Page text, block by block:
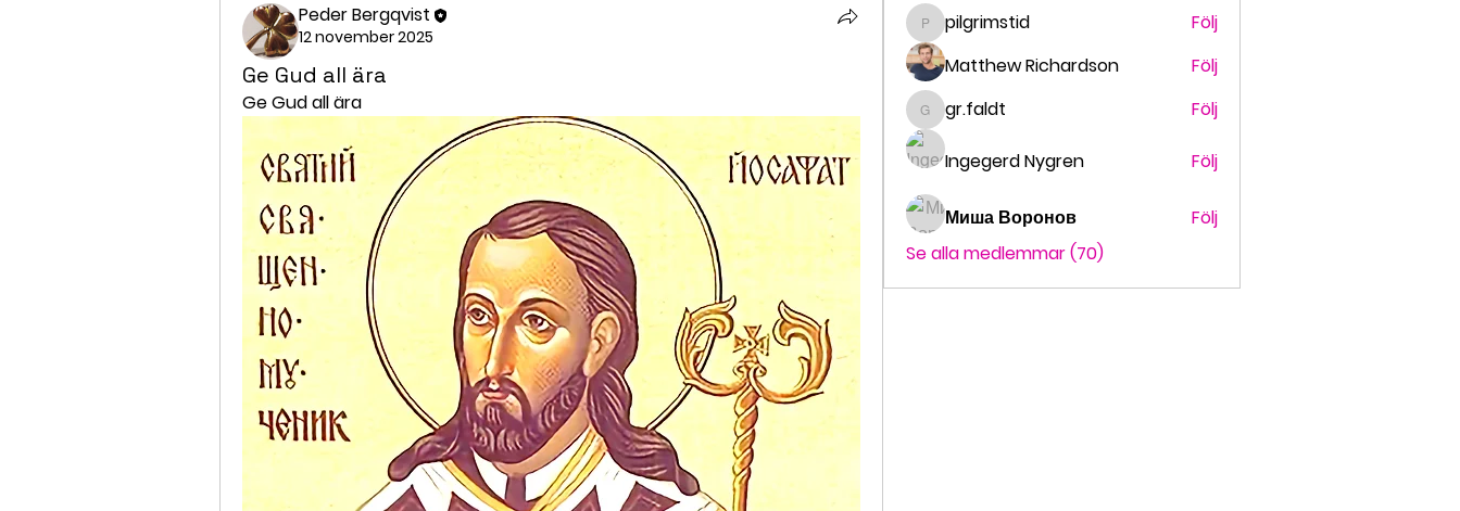
Peder Bergqvist
12 november 2025
Ge Gud all ära
Ge Gud all ära
pilgrimstid
pilgrimstid
Följ
Matthew Richardson
Följ
gr.faldt
gr.faldt Följ
Ingegerd Nygren Följ
Миша Воронов
Följ
Se alla medlemmar (70)